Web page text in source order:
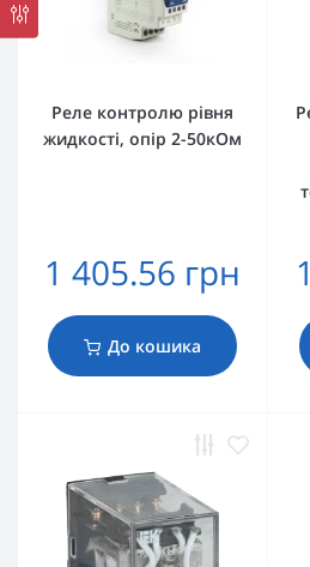
Реле контролю рівня
жидкості, опір 2-50кОм
1 405.56 грн
До кошика